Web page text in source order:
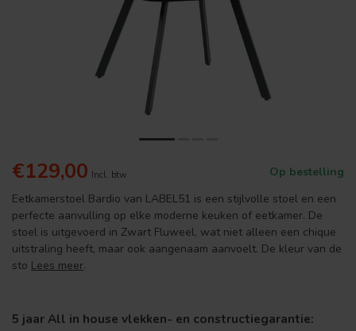
€129,00 Incl. btw
Op bestelling
Eetkamerstoel Bardio van LABEL51 is een stijlvolle stoel en een
perfecte aanvulling op elke moderne keuken of eetkamer. De
stoel is uitgevoerd in Zwart Fluweel, wat niet alleen een chique
uitstraling heeft, maar ook aangenaam aanvoelt. De kleur van de
sto Lees meer.
5 jaar All in house vlekken- en constructiegarantie: